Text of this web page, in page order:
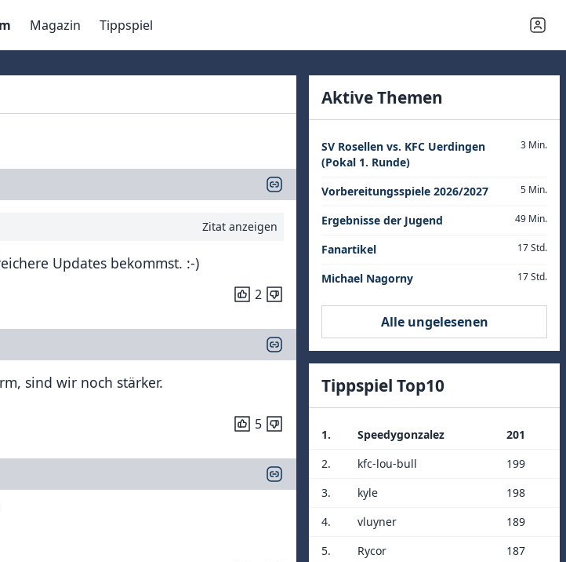
Magazin Tippspiel
Zitat anzeigen
Updates bekommst. :-)
2
sind wir noch stärker.
5
Aktive Themen
SV Rosellen vs. KFC Uerdingen
(Pokal 1. Runde)
3 Min.
Vorbereitungsspiele 2026/2027 5 Min.
Ergebnisse der Jugend 49 Min.
Fanartikel 17 Std.
Michael Nagorny 17 Std.
Alle ungelesenen
Tippspiel Top10
1. Speedygonzalez
201
2.
kfc-lou-bull
199
3.
kyle
198
4.
vluyner
189
5.
Rycor
187